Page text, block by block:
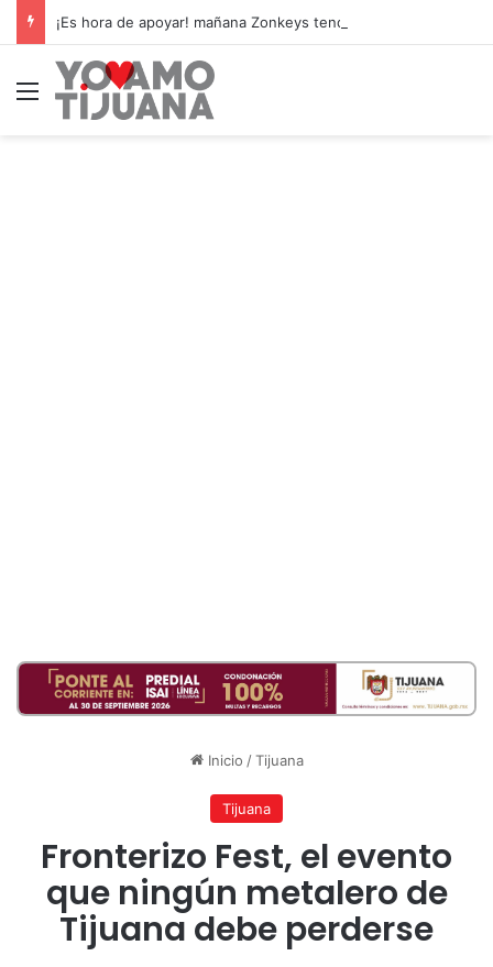
Menú
Inicio / Tijuana
Tijuana
Fronterizo Fest, el evento
que ningún metalero de
Tijuana debe perderse